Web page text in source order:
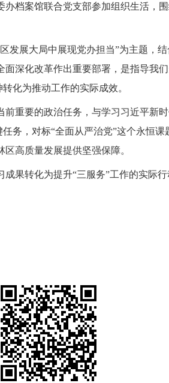
档案馆联合党支部参加组织生活，
发展大局中展现党办担当”为主题，
深化改革作出重要部署，是指导我
化为推动工作的实际成效。
重要的政治任务，与学习习近平新
务，对标“全面从严治党”这个永恒
高质量发展提供坚强保障。
果转化为提升“三服务”工作的实际